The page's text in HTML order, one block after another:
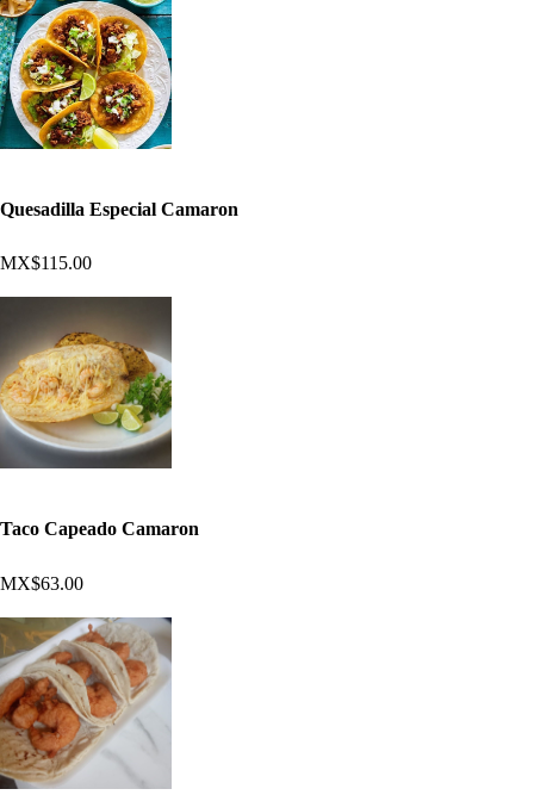
Quesadilla Especial Camaron
MX$115.00
Taco Capeado Camaron
MX$63.00